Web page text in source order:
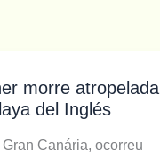
morre atropelada
del Inglés
Canária, ocorreu